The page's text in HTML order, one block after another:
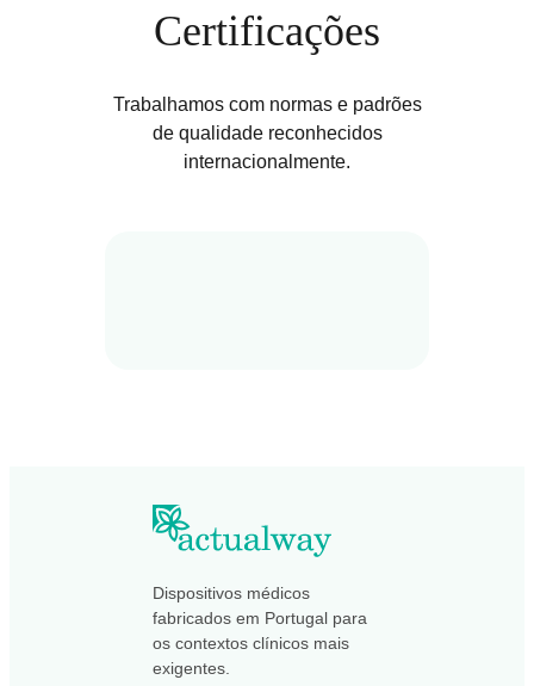
Certificações
Trabalhamos com normas e padrões
de qualidade reconhecidos
internacionalmente.
Dispositivos médicos
fabricados em Portugal para
os contextos clínicos mais
exigentes.